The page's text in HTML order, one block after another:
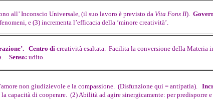
all’ Inconscio Universale, (il suo lavoro è previsto da Vita Fons II).
e (3) incrementa l’efficacia della ‘minore creatività’.
Centro di creatività esaltata. Facilita la conversione della Materia
Senso: udito.
non giudizievole e la compassione. (Disfunzione qui = antipatia).
capacità di cooperare. (2) Abilità ad agire sinergicamente: per predisporre